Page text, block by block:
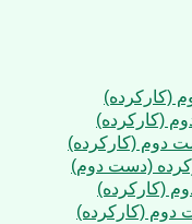
(کارکرده)
دوم (کارکرده)
(دست دوم)
(کارکرده)
دوم (کارکرده)